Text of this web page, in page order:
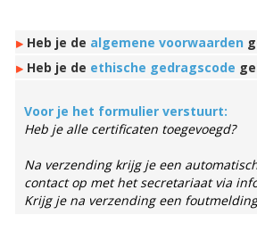
Heb je de algemene voorwaarden
Heb je de ethische gedragscode
Voor je het formulier verstuurt:
Heb je alle certificaten toegevoegd?
Na verzending krijg je een
contact op met het secretariaat via
Krijg je na verzending een